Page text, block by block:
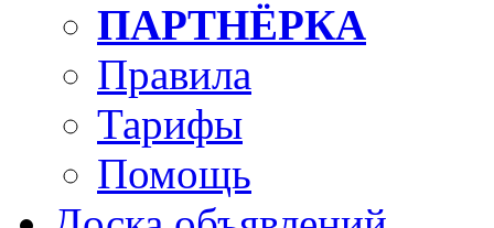
ПАРТНЁРКА
Правила
Тарифы
Помощь